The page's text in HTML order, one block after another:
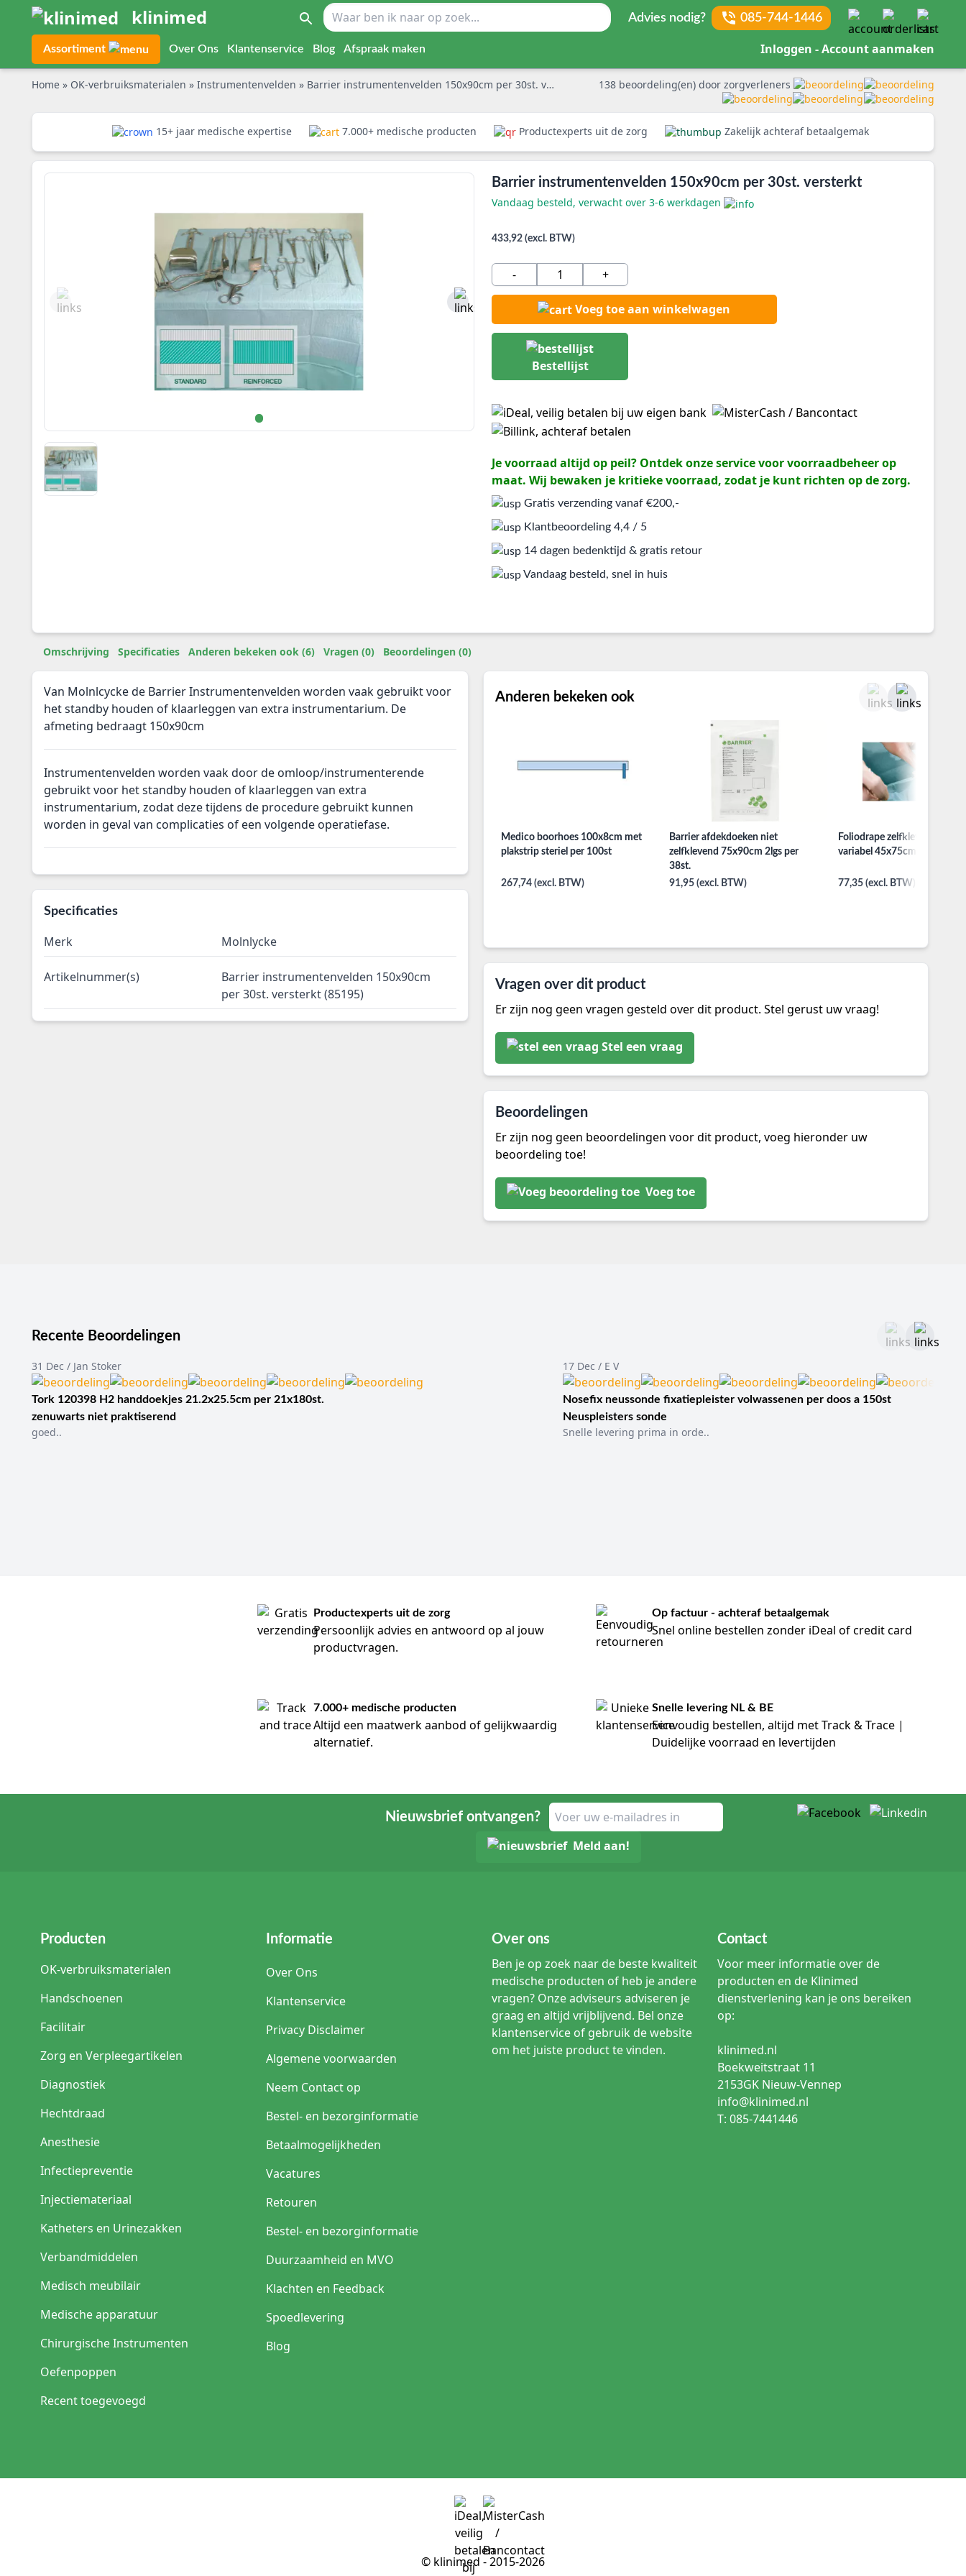
klinimed Advies nodig? 085-744-1446
Assortiment Over Ons Klantenservice Blog Afspraak maken Inloggen - Account aanmaken
Home » OK-verbruiksmaterialen » Instrumentenvelden » Barrier instrumentenvelden 150x90cm per 30st. versterkt 138 beoordeling(en) door zorgverleners
15+ jaar medische expertise 7.000+ medische producten Productexperts uit de zorg Zakelijk achteraf betaalgemak
Barrier instrumentenvelden 150x90cm per 30st. versterkt
Vandaag besteld, verwacht over 3-6 werkdagen
433,92 (excl. BTW)
- +
Voeg toe aan winkelwagen
Bestellijst
Je voorraad altijd op peil? Ontdek onze service voor voorraadbeheer op
maat. Wij bewaken je kritieke voorraad, zodat je kunt richten op de zorg.
Gratis verzending vanaf €200,-
Klantbeoordeling 4,4 / 5
14 dagen bedenktijd & gratis retour
Vandaag besteld, snel in huis
Omschrijving Specificaties Anderen bekeken ook (6) Vragen (0) Beoordelingen (0)
Van Molnlcycke de Barrier Instrumentenvelden worden vaak gebruikt voor
het standby houden of klaarleggen van extra instrumentarium. De
afmeting bedraagt 150x90cm
Instrumentenvelden worden vaak door de omloop/instrumenterende
gebruikt voor het standby houden of klaarleggen van extra
instrumentarium, zodat deze tijdens de procedure gebruikt kunnen
worden in geval van complicaties of een volgende operatiefase.
Specificaties
Merk Molnlycke
Artikelnummer(s)
Barrier instrumentenvelden 150x90cm
per 30st. versterkt (85195)
Anderen bekeken ook
Medico boorhoes 100x8cm met
plakstrip steriel per 100st
267,74 (excl. BTW)
Barrier afdekdoeken niet
zelfklevend 75x90cm 2lgs per
38st.
91,95 (excl. BTW)
Foliodrape zelfklevend
variabel 45x75cm per 65st.
77,35 (excl. BTW)
Vragen over dit product
Er zijn nog geen vragen gesteld over dit product. Stel gerust uw vraag!
Stel een vraag
Beoordelingen
Er zijn nog geen beoordelingen voor dit product, voeg hieronder uw
beoordeling toe!
Voeg toe
Recente Beoordelingen
31 Dec / Jan Stoker
Tork 120398 H2 handdoekjes 21.2x25.5cm per 21x180st.
zenuwarts niet praktiserend
goed..
17 Dec / E V
Nosefix neussonde fixatiepleister volwassenen per doos a 150st
Neuspleisters sonde
Snelle levering prima in orde..
Productexperts uit de zorg
Persoonlijk advies en antwoord op al jouw
productvragen.
Op factuur - achteraf betaalgemak
Snel online bestellen zonder iDeal of credit card
7.000+ medische producten
Altijd een maatwerk aanbod of gelijkwaardig
alternatief.
Snelle levering NL & BE
Eenvoudig bestellen, altijd met Track & Trace |
Duidelijke voorraad en levertijden
Nieuwsbrief ontvangen?
Meld aan!
Producten
OK-verbruiksmaterialen
Handschoenen
Facilitair
Zorg en Verpleegartikelen
Diagnostiek
Hechtdraad
Anesthesie
Infectiepreventie
Injectiemateriaal
Katheters en Urinezakken
Verbandmiddelen
Medisch meubilair
Medische apparatuur
Chirurgische Instrumenten
Oefenpoppen
Recent toegevoegd
Informatie
Over Ons
Klantenservice
Privacy Disclaimer
Algemene voorwaarden
Neem Contact op
Bestel- en bezorginformatie
Betaalmogelijkheden
Vacatures
Retouren
Bestel- en bezorginformatie
Duurzaamheid en MVO
Klachten en Feedback
Spoedlevering
Blog
Over ons
Ben je op zoek naar de beste kwaliteit
medische producten of heb je andere
vragen? Onze adviseurs adviseren je
graag en altijd vrijblijvend. Bel onze
klantenservice of gebruik de website
om het juiste product te vinden.
Contact
Voor meer informatie over de
producten en de Klinimed
dienstverlening kan je ons bereiken
op:
klinimed.nl
Boekweitstraat 11
2153GK Nieuw-Vennep
info@klinimed.nl
T: 085-7441446
© klinimed - 2015-2026